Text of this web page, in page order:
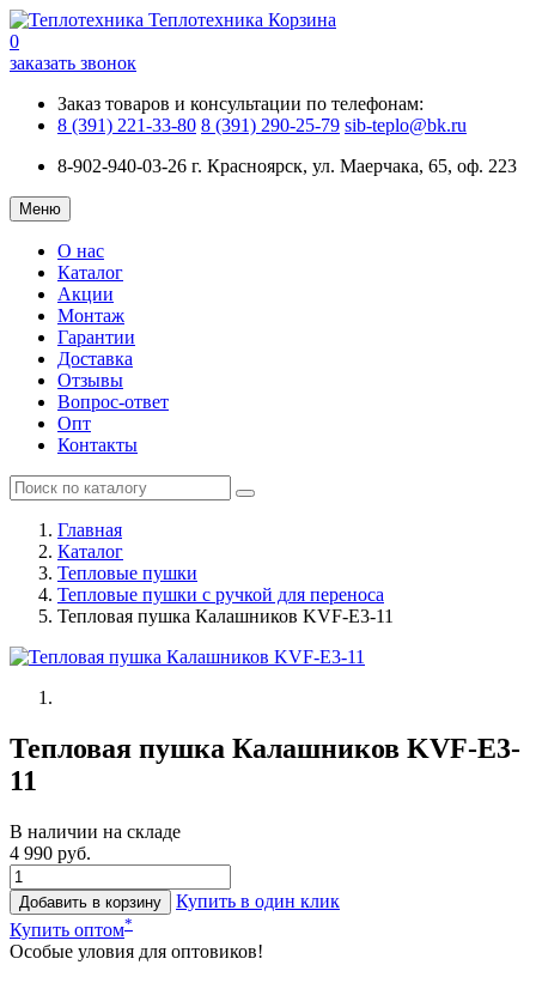
Теплотехника Корзина
0
заказать звонок
Заказ товаров и консультации по телефонам:
8 (391) 221-33-80 8 (391) 290-25-79 sib-teplo@bk.ru
8-902-940-03-26 г. Красноярск, ул. Маерчака, 65, оф. 223
Меню
О нас
Каталог
Акции
Монтаж
Гарантии
Доставка
Отзывы
Вопрос-ответ
Опт
Контакты
Главная
Каталог
Тепловые пушки
Тепловые пушки с ручкой для переноса
Тепловая пушка Калашников KVF-E3-11
Тепловая пушка Калашников KVF-E3-
11
В наличии на складе
4 990 руб.
Добавить в корзину
Купить в один клик
Купить оптом*
Особые уловия для оптовиков!